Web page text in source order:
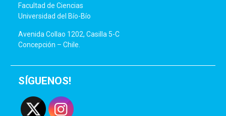
Facultad de Ciencias
Universidad del Bío-Bío
Avenida Collao 1202, Casilla 5-C
Concepción – Chile.
SÍGUENOS!